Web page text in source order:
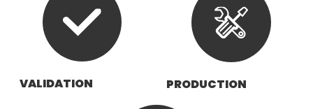
VALIDATION PRODUCTION